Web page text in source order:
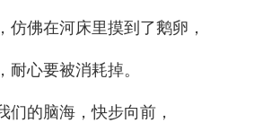
仿佛在河床里摸到了鹅卵，
耐心要被消耗掉。
们的脑海，快步向前，